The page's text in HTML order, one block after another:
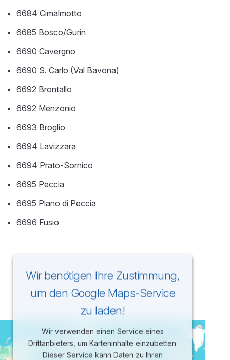
6684 Cimalmotto
6685 Bosco/Gurin
6690 Cavergno
6690 S. Carlo (Val Bavona)
6692 Brontallo
6692 Menzonio
6693 Broglio
6694 Lavizzara
6694 Prato-Sornico
6695 Peccia
6695 Piano di Peccia
6696 Fusio
Wir benötigen Ihre Zustimmung,
um den Google Maps-Service
zu laden!
Wir verwenden einen Service eines
Drittanbieters, um Karteninhalte einzubetten.
Dieser Service kann Daten zu Ihren